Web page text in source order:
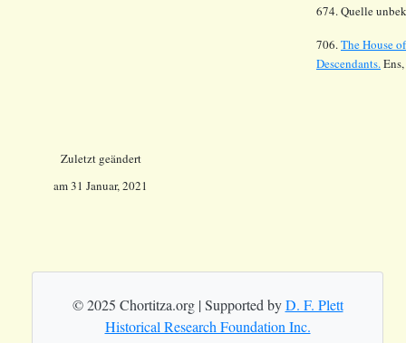
674. Quelle
706.The House
Descendants.
Zuletzt geändert
am31 Januar, 2021
© 2025 Chortitza.org | Supported byD. F. Plett
Historical Research Foundation Inc.